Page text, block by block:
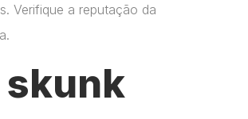
Verifique a reputação da
skunk